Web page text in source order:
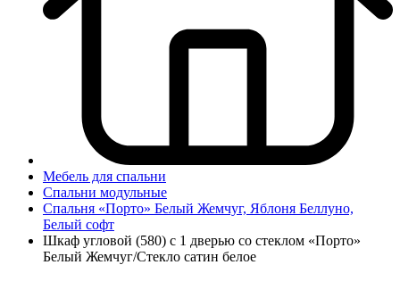
Мебель для спальни
Спальни модульные
Спальня «Порто» Белый Жемчуг, Яблоня Беллуно,
Белый софт
Шкаф угловой (580) с 1 дверью со стеклом «Порто»
Белый Жемчуг/Стекло сатин белое